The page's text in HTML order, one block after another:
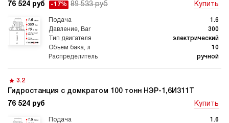
76 524 руб -17% 89 533 руб Купить
1.6
300
электрический
10
ручной
Гидростанция с домкратом 100 тонн НЭР-1,6И311Т
3.2
76 524 руб Купить
1.6